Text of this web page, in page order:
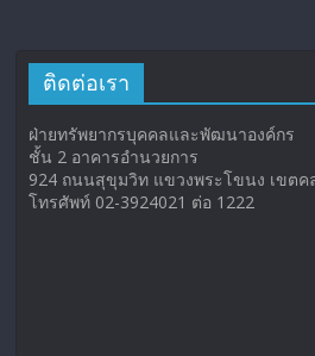
ติดต่อเรา
ฝ่ายทรัพยากรบุคคลและพัฒนาองค์กร
ชั้น 2 อาคารอำนวยการ
924 ถนนสุขุมวิท แขวงพระโขนง เขตค
โทรศัพท์ 02-3924021 ต่อ 1222